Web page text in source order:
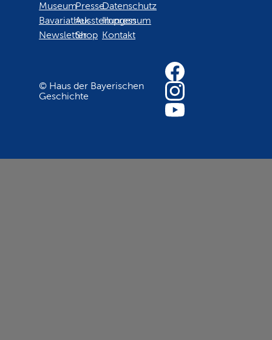
Museum
Bavariathek
Newsletter
Presse
Ausstellungen
Shop
Datenschutz
Impressum
Kontakt
© Haus der Bayerischen
Geschichte